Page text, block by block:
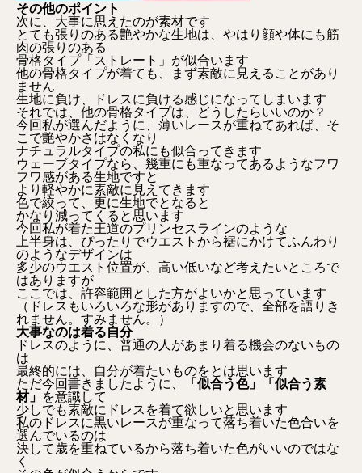
その他のポイント
次に、大事に思えたのが素材です
とても張りのある艶やかな生地は、やはり顔や体にも筋
肉の張りのある
骨格タイプ「ストレート」が似合います
他の骨格タイプが着ても、まず素敵に見えることがあり
ません
生地に負け、ドレスに負ける感じになってしまいます
それでは、他の骨格タイプは、どうしたらいいのか？
今回私が選んだように、薄いレースが重ねてあれば、そ
こで艶やかさはなくなり
ナチュラルタイプの私にも似合ってきます
ウェーブタイプなら、幾重にも重なってあるようなフワ
フワ感がある生地ですと
より軽やかに素敵に見えてきます
色で絞って、更に生地でとなると
かなり減ってくると思います
今回私が着た王道のプリンセスラインのような
上半身は、ぴったりでウエストから裾にかけてふんわり
のようなデザインは
多少のウエスト位置が、高い低いなど考えたいところで
はありますが
ここでは、許容範囲とした方がよいかと思っています
（ドレスもいろいろな形がありますので、全部を語りき
れません。すみません。）
大事なのは着る自分
ドレスのように、普通の人があまり着る機会のないもの
は
最終的には、自分が着たいものをとは思います
ただ今回書きましたように、
「似合う色」「似合う素
材」 を意識して
少しでも素敵にドレスを着て欲しいと思います
私のドレスに黒いレースが重なって落ち着いた色合いを
選んでいるのは
決して歳を重ねているから落ち着いた色がいいのではな
く